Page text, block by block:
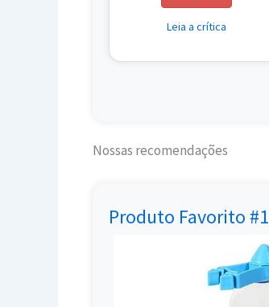
Leia a crítica
Nossas recomendações
Produto Favorito #1